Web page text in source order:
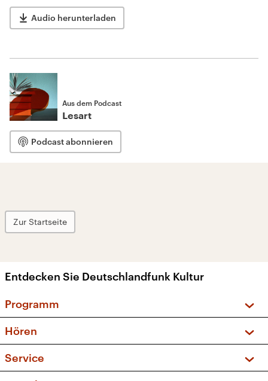
Audio herunterladen
Aus dem Podcast
Lesart
Podcast abonnieren
Zur Startseite
Entdecken Sie Deutschlandfunk Kultur
Programm
Sendungen und Podcasts
Musikliste
Hören
Frequenzen (UKW + DAB+)
Service